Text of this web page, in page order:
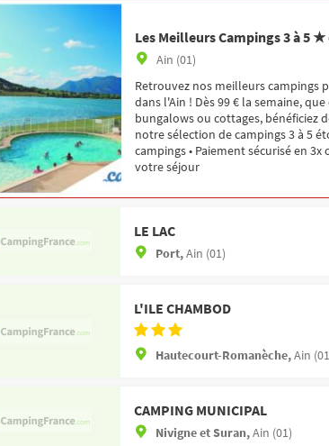
Les Meilleurs Campings 3 à 5
Ain (01)
Retrouvez nos meilleurs campings
dans l'Ain ! Dès 99 € la semaine,
bungalows ou cottages, bénéficiez
notre sélection de campings 3 à 5
campings • Paiement sécurisé en
votre séjour
LE LAC
Port,Ain (01)
L'ILE CHAMBOD
Hautecourt-Romanèche,Ain
CAMPING MUNICIPAL
Nivigne et Suran,Ain (01)